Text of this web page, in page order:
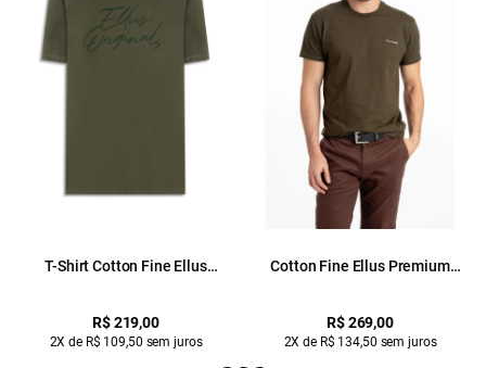
T-Shirt Cotton Fine Ellus
R$ 219,00
2X de R$ 109,50 sem juros
Cotton Fine Ellus Premium
R$ 269,00
2X de R$ 134,50 sem juros